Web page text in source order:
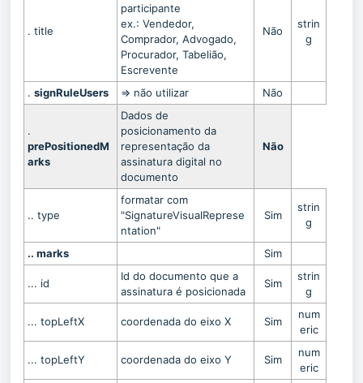
. title
participante
ex.: Vendedor,
Comprador, Advogado,
Procurador, Tabelião,
Escrevente
Não
strin
g
. signRuleUsers => não utilizar Não
.
prePositionedM
arks
Dados de
posicionamento da
representação da
assinatura digital no
documento
Não
.. type
formatar com
"SignatureVisualReprese
ntation"
Sim
strin
g
.. marks Sim
... id
Id do documento que a
assinatura é posicionada
Sim
strin
g
... topLeftX coordenada do eixo X Sim
num
eric
... topLeftY coordenada do eixo Y Sim
num
eric